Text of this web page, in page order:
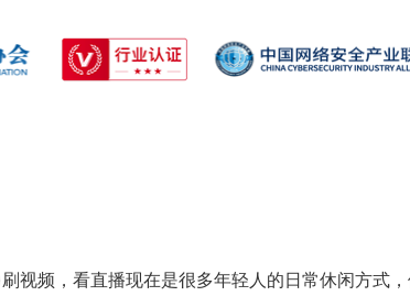
视频，看直播现在是很多年轻人的日常休闲方式